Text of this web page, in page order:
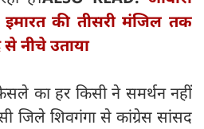
की तीसरी मंजिल तक
से नीचे उताया
का हर किसी ने समर्थन नहीं
जिले शिवगंगा से कांग्रेस सांसद